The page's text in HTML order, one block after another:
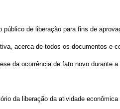
de liberação para fins de
acerca de todos os documentos e
da ocorrência de fato novo durante
da liberação da atividade